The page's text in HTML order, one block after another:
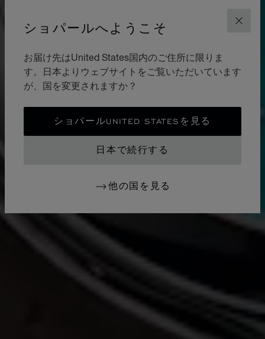
閉じる
ショパールへようこそ
お届け先はUnited States国内のご住所に限りま
す。日本よりウェブサイトをご覧いただいています
が、国を変更されますか？
ショパールUNITED STATESを見る
日本で続行する
他の国を見る